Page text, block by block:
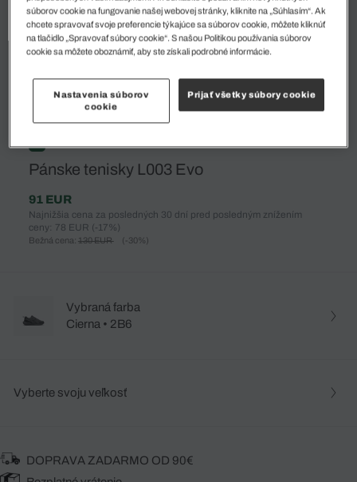
%
Pánske tenisky L003 Evo
91 EUR
Najnižšia cena za posledných 30 dní pred posledným znížením
ceny: 78 EUR (-17%)
Bežná cena: 130 EUR (-30%)
Vybraná farba
Cierna • 2B6
Vyberte svoju veľkosť
DOPRAVA ZADARMO OD 90€
súborov cookie na fungovanie našej webovej stránky, kliknite na „Súhlasím“. Ak
chcete spravovať svoje preferencie týkajúce sa súborov cookie, môžete kliknúť
na tlačidlo „Spravovať súbory cookie“. S našou Politikou používania súborov
cookie sa môžete oboznámiť, aby ste získali podrobné informácie.
Nastavenia súborov
cookie
Prijať všetky súbory cookie